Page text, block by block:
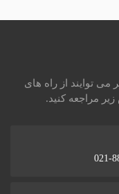
توایند از راه های
زیر مراجعه کنید.